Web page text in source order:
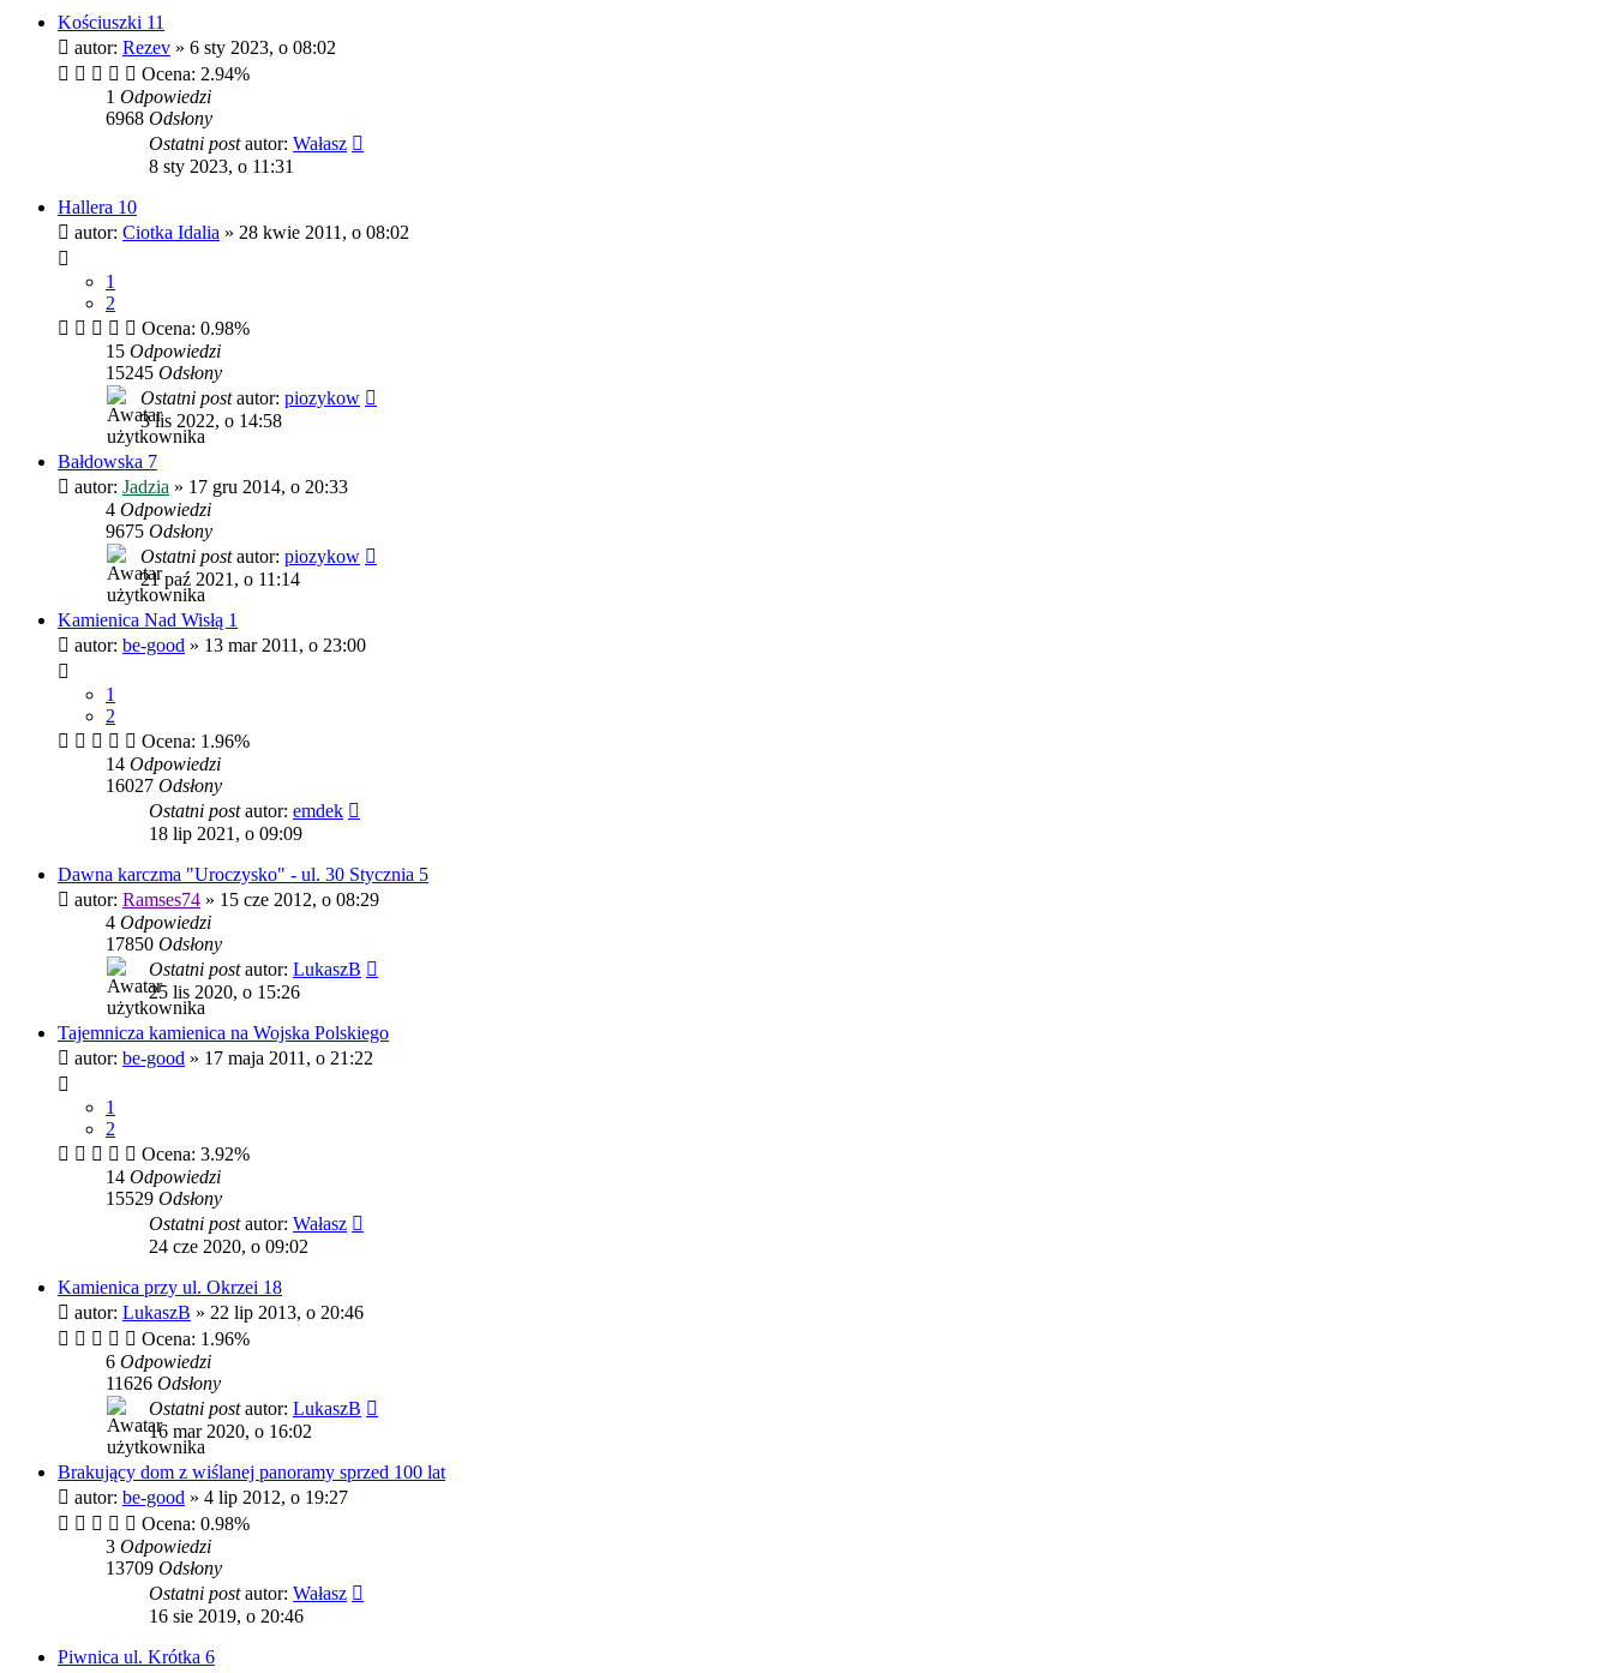
Kościuszki 11
autor: Rezev » 6 sty 2023, o 08:02
Ocena: 2.94%
1 Odpowiedzi
6968 Odsłony
Ostatni postautor: Wałasz
8 sty 2023, o 11:31
Hallera 10
autor: Ciotka Idalia » 28 kwie 2011, o 08:02
1
2
Ocena: 0.98%
15 Odpowiedzi
15245 Odsłony
Ostatni postautor: piozykow
3 lis 2022, o 14:58
Bałdowska 7
autor: Jadzia » 17 gru 2014, o 20:33
4 Odpowiedzi
9675 Odsłony
Ostatni postautor: piozykow
21 paź 2021, o 11:14
Kamienica Nad Wisłą 1
autor: be-good » 13 mar 2011, o 23:00
1
2
Ocena: 1.96%
14 Odpowiedzi
16027 Odsłony
Ostatni postautor: emdek
18 lip 2021, o 09:09
Dawna karczma "Uroczysko" - ul. 30 Stycznia 5
autor: Ramses74 » 15 cze 2012, o 08:29
4 Odpowiedzi
17850 Odsłony
Ostatni postautor: LukaszB
25 lis 2020, o 15:26
Tajemnicza kamienica na Wojska Polskiego
autor: be-good » 17 maja 2011, o 21:22
1
2
Ocena: 3.92%
14 Odpowiedzi
15529 Odsłony
Ostatni postautor: Wałasz
24 cze 2020, o 09:02
Kamienica przy ul. Okrzei 18
autor: LukaszB » 22 lip 2013, o 20:46
Ocena: 1.96%
6 Odpowiedzi
11626 Odsłony
Ostatni postautor: LukaszB
16 mar 2020, o 16:02
Brakujący dom z wiślanej panoramy sprzed 100 lat
autor: be-good » 4 lip 2012, o 19:27
Ocena: 0.98%
3 Odpowiedzi
13709 Odsłony
Ostatni postautor: Wałasz
16 sie 2019, o 20:46
Piwnica ul. Krótka 6